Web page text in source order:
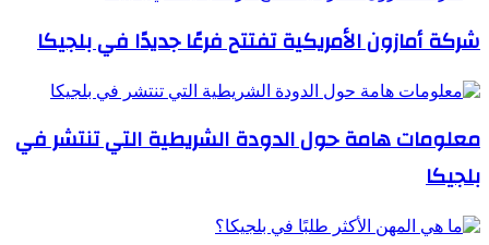
شركة أمازون الأمريكية تفتتح فرعًا جديدًا في بلجيكا
معلومات هامة حول الدودة الشريطية التي تنتشر في
بلجيكا